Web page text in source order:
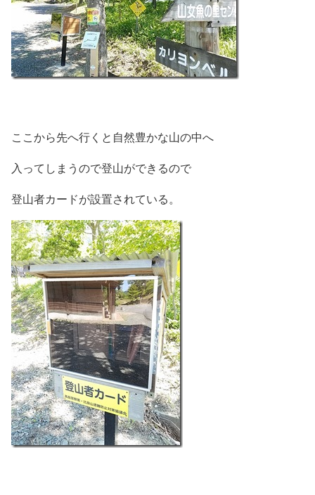
ここから先へ行くと自然豊かな山の中へ
入ってしまうので登山ができるので
登山者カードが設置されている。